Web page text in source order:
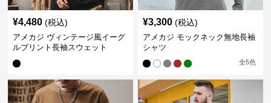
¥4,480 (税込)
アメカジ ヴィンテージ風イーグ
ルプリント長袖スウェット
¥3,300 (税込)
アメカジ モックネック無地長袖
シャツ
全5色